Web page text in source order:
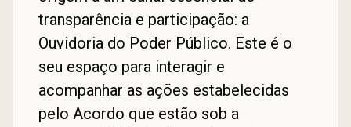
transparência e participação: a
Ouvidoria do Poder Público. Este é o
seu espaço para interagir e
acompanhar as ações estabelecidas
pelo Acordo que estão sob a